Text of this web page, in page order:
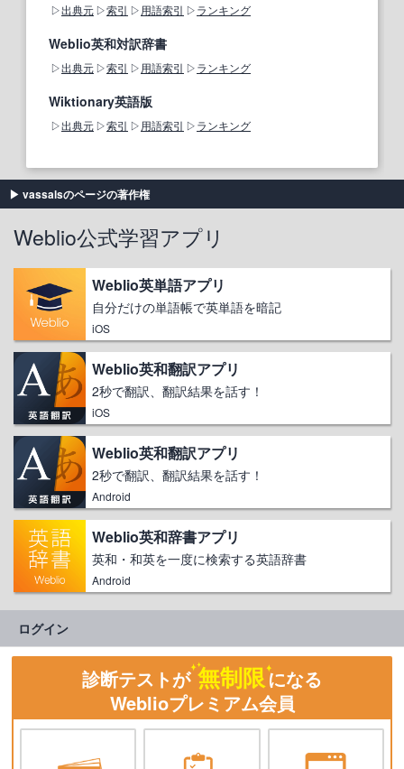
出典元 索引 用語索引 ランキング
Weblio英和対訳辞書
出典元 索引 用語索引 ランキング
Wiktionary英語版
出典元 索引 用語索引 ランキング
vassalsのページの著作権
Weblio公式学習アプリ
Weblio英単語アプリ
自分だけの単語帳で英単語を暗記
iOS
Weblio英和翻訳アプリ
2秒で翻訳、翻訳結果を話す！
iOS
Weblio英和翻訳アプリ
2秒で翻訳、翻訳結果を話す！
Android
Weblio英和辞書アプリ
英和・和英を一度に検索する英語辞書
Android
ログイン
診断テストが 無制限になる
Weblioプレミアム会員